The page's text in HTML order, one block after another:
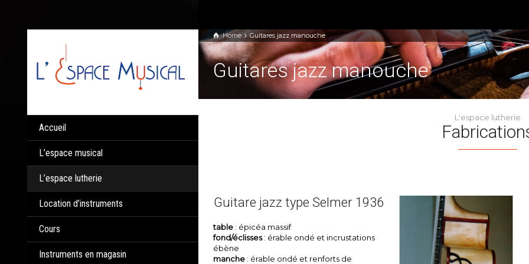
Accueil
L’espace musical
L’espace lutherie
Location d’instruments
Cours
Instruments en magasin
Home Guitares jazz manouche
Guitares jazz manouche
L'espace lutherie
Guitare jazz type Selmer 1936
table : épicéa massif
fond/éclisses: érable ondé et incrustations
ébène
manche : érable ondé et renforts de